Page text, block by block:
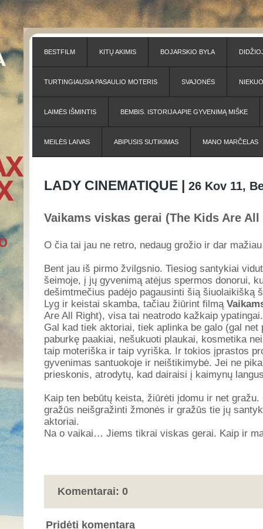
BESTFILM KITŲ AKIMIS BOJARSKIO BYLA
TURTINGIAUSIA PASAULIO MOTERIS SVAJONĖS
LAIMĖS IŠMINTIS BEMBIS. ISTORIJA APIE GYVENIMĄ MIŠKE
MEILĖS LAIVAS ABIPUSIS SUTIKIMAS MANO MARČELAS
LADY CINEMATIQUE | 26 Kov 11,
Vaikams viskas gerai (The Kids Are All
O čia tai jau ne retro, nedaug grožio ir dar
Bent jau iš pirmo žvilgsnio. Tiesiog santykiai
šeimoje, į jų gyvenimą atėjus spermos donorui,
dešimtmečius padėjo pagausinti šią šiuolaikišką
Lyg ir keistai skamba, tačiau žiūrint filmą
Are All Right), visa tai neatrodo kažkaip ypatingai.
Gal kad tiek aktoriai, tiek aplinka be galo (gal
paburkę paakiai, nešukuoti plaukai, kosmetika
taip moteriška ir taip vyriška. Ir tokios įprastos
gyvenimas santuokoje ir neištikimybė. Jei ne
prieskonis, atrodytų, kad dairaisi į kaimynų
Kaip ten bebūtų keista, žiūrėti įdomu ir net
gražūs neišgražinti žmonės ir gražūs tie jų
aktoriai.
Na o vaikai… Jiems tikrai viskas gerai. Kaip ir
Komentarai: 0
Pridėti komentarą